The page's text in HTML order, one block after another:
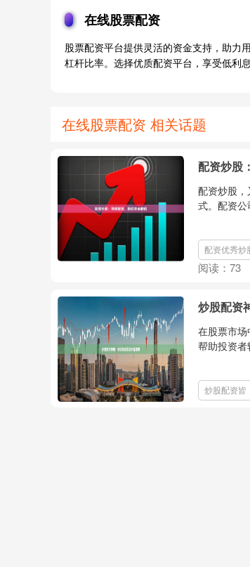
在线股票配资
股票配资平台提供灵活的资金支持，助力
杠杆比率。选择优质配资平台，享受低利
在线股票配资 相关话题
配资炒股
配资炒股
式。配资
配资优秀炒
阅读： 73
炒股配资
在股票市
帮助投资
炒股配资皆